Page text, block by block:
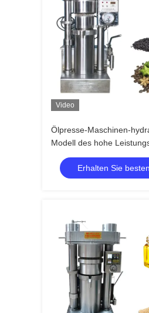
Video
Ölpresse-Maschinen-
Modell des hohe
indischen Sesams
Erhalten Sie